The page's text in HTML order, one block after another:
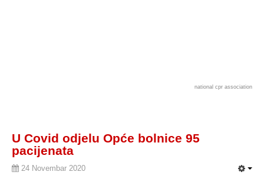
national cpr association
U Covid odjelu Opće bolnice 95
pacijenata
24 Novembar 2020